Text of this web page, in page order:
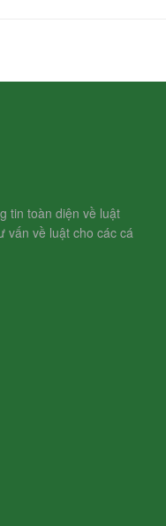
tin toàn diện về luật
vấn về luật cho các cá